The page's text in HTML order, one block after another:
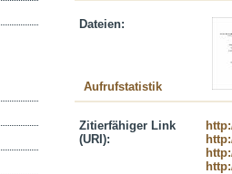
Dateien:
Aufrufstatistik
Zitierfähiger Link
(URI):